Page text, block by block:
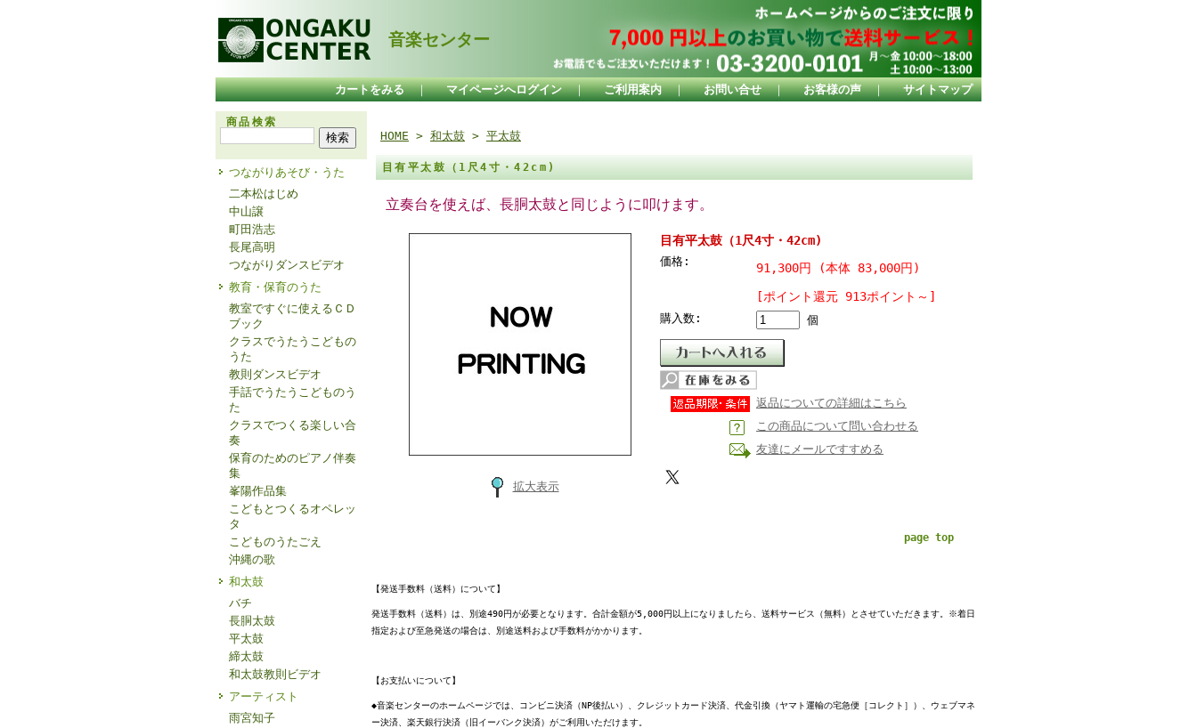
音楽センター
カートをみる ｜ マイページへログイン ｜ ご利用案内 ｜ お問い合せ ｜ お客様の声 ｜ サイトマップ
商品検索
つながりあそび・うた
二本松はじめ
中山譲
町田浩志
長尾高明
つながりダンスビデオ
教育・保育のうた
教室ですぐに使えるＣＤ
ブック
クラスでうたうこどもの
うた
教則ダンスビデオ
手話でうたうこどものう
た
クラスでつくる楽しい合
奏
保育のためのピアノ伴奏
集
峯陽作品集
こどもとつくるオペレッ
タ
こどものうたごえ
沖縄の歌
和太鼓
バチ
長胴太鼓
平太鼓
締太鼓
和太鼓教則ビデオ
アーティスト
雨宮知子
HOME > 和太鼓 > 平太鼓
目有平太鼓（1尺4寸・42cm)
立奏台を使えば、長胴太鼓と同じように叩けます。
拡大表示
目有平太鼓（1尺4寸・42cm)
価格:
91,300円 (本体 83,000円)
[ポイント還元 913ポイント～]
購入数: 個
返品についての詳細はこちら
この商品について問い合わせる
友達にメールですすめる
page top
【発送手数料（送料）について】
発送手数料（送料）は、別途490円が必要となります。合計金額が5,000円以上になりましたら、送料サービス（無料）とさせていただきます。※着日
指定および至急発送の場合は、別途送料および手数料がかかります。
【お支払いについて】
◆音楽センターのホームページでは、コンビニ決済（NP後払い）、クレジットカード決済、代金引換（ヤマト運輸の宅急便［コレクト］）、ウェブマネ
ー決済、楽天銀行決済（旧イーバンク決済）がご利用いただけます。